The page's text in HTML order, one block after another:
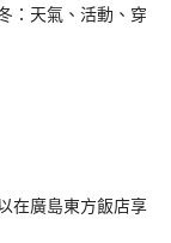
：天氣、活動、穿
在廣島東方飯店享